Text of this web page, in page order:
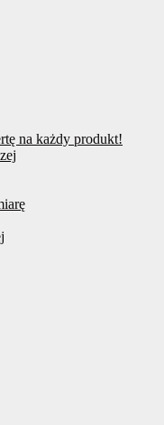
na każdy produkt!